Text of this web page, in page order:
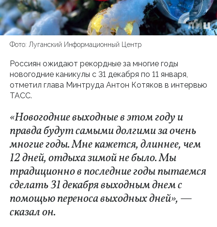
Фото: Луганский Информационный Центр
Россиян ожидают рекордные за многие годы
новогодние каникулы с 31 декабря по 11 января,
отметил глава Минтруда Антон Котяков в интервью
ТАСС.
«Новогодние выходные в этом году и
правда будут самыми долгими за очень
многие годы. Мне кажется, длиннее, чем
12 дней, отдыха зимой не было. Мы
традиционно в последние годы пытаемся
сделать 31 декабря выходным днем с
помощью переноса выходных дней», —
сказал он.